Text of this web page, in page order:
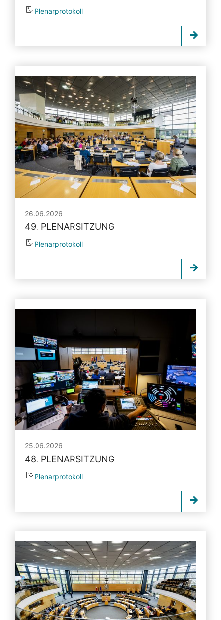
Plenarprotokoll
26.06.2026
49. PLENARSITZUNG
Plenarprotokoll
25.06.2026
48. PLENARSITZUNG
Plenarprotokoll